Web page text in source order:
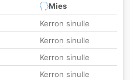
Mies
Kerron sinulle
Kerron sinulle
Kerron sinulle
Kerron sinulle